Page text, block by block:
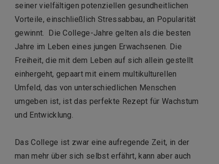
seiner vielfältigen potenziellen gesundheitlichen
Vorteile, einschließlich Stressabbau, an Popularität
gewinnt. Die College-Jahre gelten als die besten
Jahre im Leben eines jungen Erwachsenen. Die
Freiheit, die mit dem Leben auf sich allein gestellt
einhergeht, gepaart mit einem multikulturellen
Umfeld, das von unterschiedlichen Menschen
umgeben ist, ist das perfekte Rezept für Wachstum
und Entwicklung.
Das College ist zwar eine aufregende Zeit, in der
man mehr über sich selbst erfährt, kann aber auch